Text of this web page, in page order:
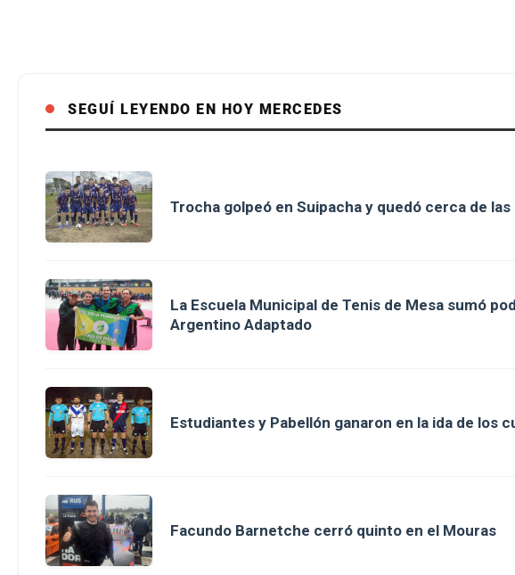
SEGUÍ LEYENDO EN HOY MERCEDES
Trocha golpeó en Suipacha y quedó cerca de
La Escuela Municipal de Tenis de Mesa sumó
Argentino Adaptado
Estudiantes y Pabellón ganaron en la ida de los
Facundo Barnetche cerró quinto en el Mouras